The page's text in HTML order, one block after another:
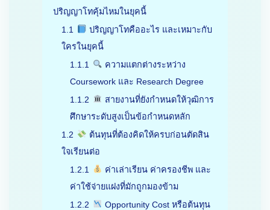
ปริญญาโทคุ้มไหมในยุคนี้
1.1
ปริญญาโทคืออะไร และเหมาะกับ
ใครในยุคนี้
1.1.1
ความแตกต่างระหว่าง
Coursework และ Research Degree
1.1.2
สายงานที่ยังกำหนดให้วุฒิการ
ศึกษาระดับสูงเป็นข้อกำหนดหลัก
1.2
ต้นทุนที่ต้องคิดให้ครบก่อนตัดสิน
ใจเรียนต่อ
1.2.1
ค่าเล่าเรียน ค่าครองชีพ และ
ค่าใช้จ่ายแฝงที่มักถูกมองข้าม
1.2.2
Opportunity Cost หรือต้นทุน